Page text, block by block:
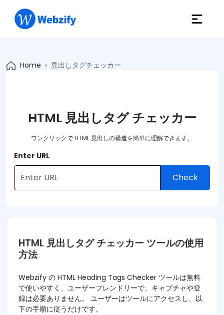
Home 見出しタグチェッカー
HTML 見出しタグ チェッカー
ワンクリックで HTML 見出しの構造を簡単に理解できます。
Enter URL
Check
HTML 見出しタグ チェッカー ツールの使用
方法
Webzify の HTML Heading Tags Checker ツールは無料
で使いやすく、ユーザーフレンドリーで、キャプチャや登
録は必要ありません。 ユーザーはツールにアクセスし、以
下の手順に従うだけです。